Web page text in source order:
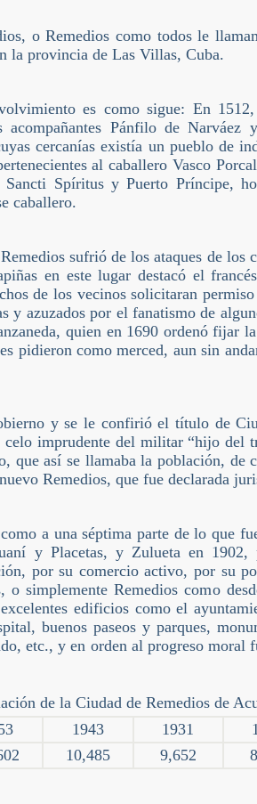
o Remedios como todos le
la provincia de Las Villas, Cuba.
es como sigue: En
acompañantes Pánfilo de
cercanías existía un pueblo de
al caballero Vasco
Spíritus y Puerto Príncipe,
caballero.
sufrió de los ataques de los
en este lugar destacó el
de los vecinos solicitaran
y azuzados por el fanatismo de
quien en 1690 ordenó fijar
pidieron como merced, aun sin
y se le confirió el título de
imprudente del militar “hijo del
que así se llamaba la población,
Remedios, que fue declarada
a una séptima parte de lo que
y Placetas, y Zulueta en
por su comercio activo, por su
o simplemente Remedios como
edificios como el
buenos paseos y parques,
etc., y en orden al progreso moral
de la Ciudad de Remedios de
1943 1931
10,485 9,652